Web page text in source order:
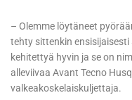
– Olemme löytäneet
tehty sittenkin
kehitettyä hyvin ja se on
alleviivaa Avant Tecno
valkeakoskelaiskuljettaja.